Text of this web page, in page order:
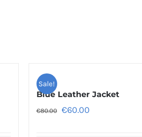
Sale!
Blue Leather Jacket
€80.00 €60.00